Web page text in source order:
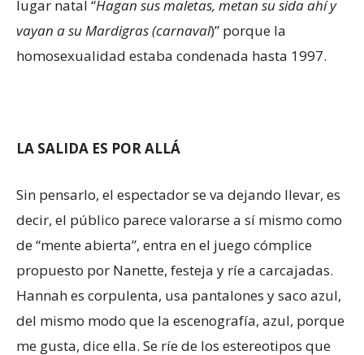
lugar natal “Hagan sus maletas, metan su sida ahí y
vayan a su Mardigras (carnaval)” porque la
homosexualidad estaba condenada hasta 1997.
LA SALIDA ES POR ALLÁ
Sin pensarlo, el espectador se va dejando llevar, es
decir, el público parece valorarse a sí mismo como
de “mente abierta”, entra en el juego cómplice
propuesto por Nanette, festeja y ríe a carcajadas.
Hannah es corpulenta, usa pantalones y saco azul,
del mismo modo que la escenografía, azul, porque
me gusta, dice ella. Se ríe de los estereotipos que